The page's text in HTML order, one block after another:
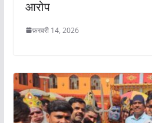
आरोप
फ़रवरी 14, 2026